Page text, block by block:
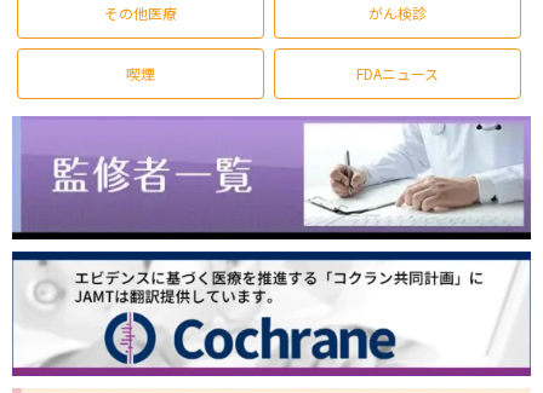
その他医療 がん検診
喫煙 FDAニュース